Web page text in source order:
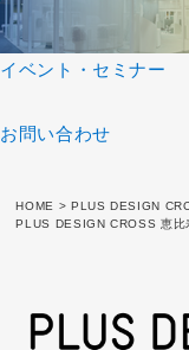
イベント・セミナー
お問い合わせ
HOME > PLUS DESIGN
PLUS DESIGN CROSS 恵比